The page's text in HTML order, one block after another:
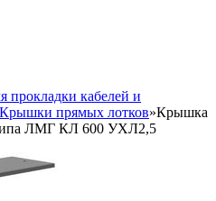
прокладки кабелей и
Крышки прямых лотков»Крышка
ЛМГ КЛ 600 УХЛ2,5